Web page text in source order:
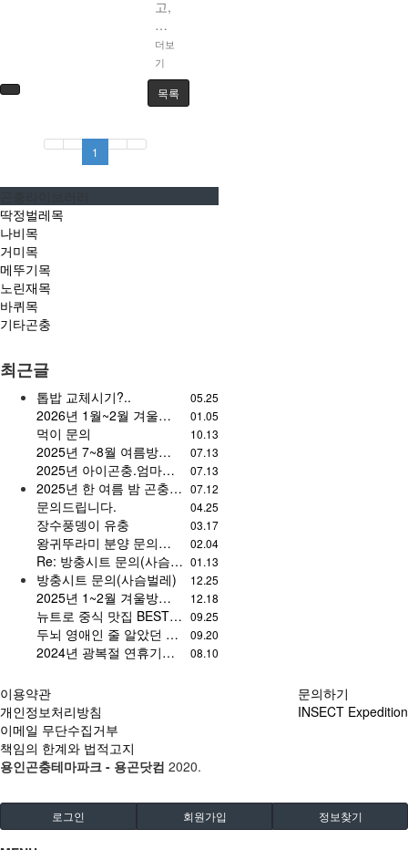
고,
…
더보
기
목록
1
딱정벌레목
나비목
거미목
메뚜기목
노린재목
바퀴목
기타곤충
최근글
05.25
톱밥 교체시기?..
01.05
2026년 1월~2월 겨울방학 시즌 개관 안내
10.13
먹이 문의
07.13
2025년 7~8월 여름방학 개관 일정
07.13
2025년 아이곤충.엄마힐링 캠프
07.12
2025년 한 여름 밤 곤충 채집
04.25
문의드립니다.
03.17
장수풍뎅이 유충
02.04
왕귀뚜라미 분양 문의드립니다
01.13
Re: 방충시트 문의(사슴벌레)
12.25
방충시트 문의(사슴벌레)
12.18
2025년 1~2월 겨울방학 개관 일정 안내
09.25
뉴트로 중식 맛집 BEST 5 기사인데 다른게 더 유용함.gisa
09.20
두뇌 영애인 줄 알았던 딸이 고문의 천재?
08.10
2024년 광복절 연휴기간 택배 발송 일정 안내
이용약관
개인정보처리방침
이메일 무단수집거부
책임의 한계와 법적고지
문의하기
INSECT Expedition
용인곤충테마파크 - 용곤닷컴 2020.
로그인 회원가입 정보찾기